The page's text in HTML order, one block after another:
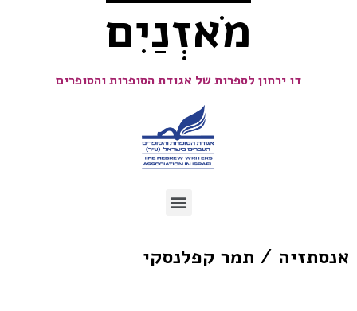
מֹאזְנַיִם
דו ירחון לספרות של אגודת הסופרות והסופרים
אנסתזיה / תמר קפלנסקי